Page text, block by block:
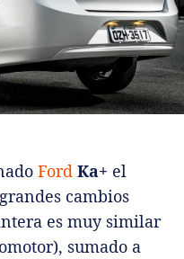
Ford Ka+ el
cambios
es muy similar
sumado a